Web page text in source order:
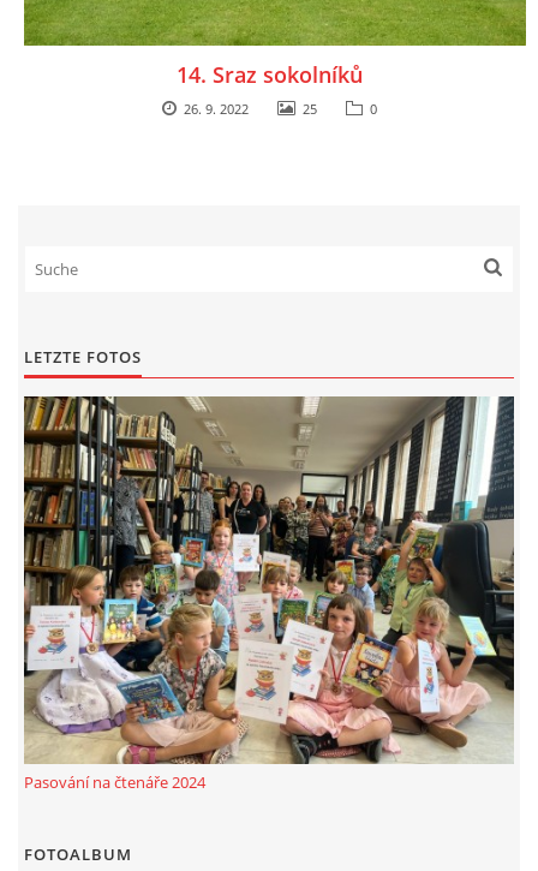
14. Sraz sokolníků
26. 9. 2022 25 0
LETZTE FOTOS
Pasování na čtenáře 2024
FOTOALBUM